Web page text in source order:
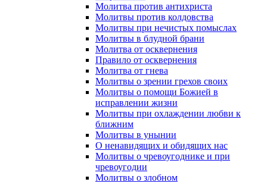
Молитва против антихриста
Молитвы против колдовства
Молитвы при нечистых помыслах
Молитвы в блудной брани
Молитва от осквернения
Правило от осквернения
Молитва от гнева
Молитвы о зрении грехов своих
Молитвы о помощи Божией в
исправлении жизни
Молитвы при охлаждении любви к
ближним
Молитвы в унынии
О ненавидящих и обидящих нас
Молитвы о чревоугоднике и при
чревоугодии
Молитвы о злобном